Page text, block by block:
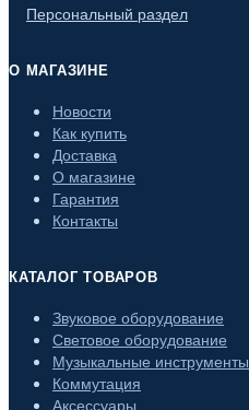
Персональный раздел
О МАГАЗИНЕ
Новости
Как купить
Доставка
О магазине
Гарантия
Контакты
КАТАЛОГ ТОВАРОВ
Звуковое оборудование
Световое оборудование
Музыкальные инструменты
Коммутация
Аксессуары